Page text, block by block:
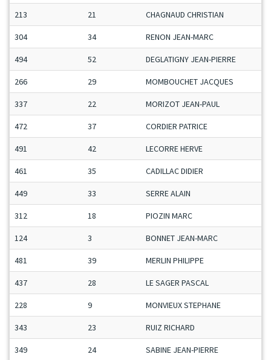
213 21 CHAGNAUD CHRISTIAN
304 34 RENON JEAN-MARC
494 52 DEGLATIGNY JEAN-PIERRE
266 29 MOMBOUCHET JACQUES
337 22 MORIZOT JEAN-PAUL
472 37 CORDIER PATRICE
491 42 LECORRE HERVE
461 35 CADILLAC DIDIER
449 33 SERRE ALAIN
312 18 PIOZIN MARC
124 3 BONNET JEAN-MARC
481 39 MERLIN PHILIPPE
437 28 LE SAGER PASCAL
228 9 MONVIEUX STEPHANE
343 23 RUIZ RICHARD
349 24 SABINE JEAN-PIERRE